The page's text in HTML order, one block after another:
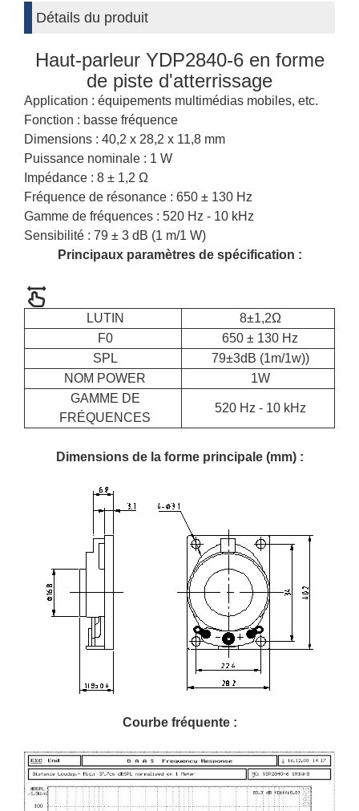
Détails du produit
Haut-parleur YDP2840-6 en forme
de piste d'atterrissage
Application : équipements multimédias mobiles, etc.
Fonction : basse fréquence
Dimensions : 40,2 x 28,2 x 11,8 mm
Puissance nominale : 1 W
Impédance : 8 ± 1,2 Ω
Fréquence de résonance : 650 ± 130 Hz
Gamme de fréquences : 520 Hz - 10 kHz
Sensibilité : 79 ± 3 dB (1 m/1 W)
Principaux paramètres de spécification :
LUTIN
8±1,2Ω
F0
650 ± 130 Hz
SPL
79±3dB (1m/1w))
NOM POWER
1W
GAMME DE
FRÉQUENCES
520 Hz - 10 kHz
Dimensions de la forme principale (mm) :
Courbe fréquente :